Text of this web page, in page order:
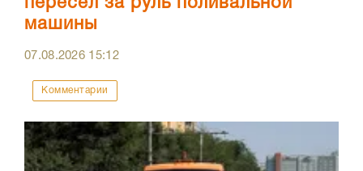
пересел за руль поливальной
машины
07.08.2026 15:12
Комментарии